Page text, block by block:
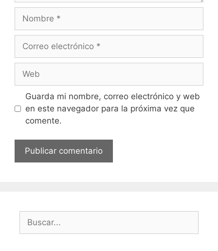
Nombre
Correo
Web
Guarda mi nombre, correo electrónico y web
en este navegador para la próxima vez que
comente.